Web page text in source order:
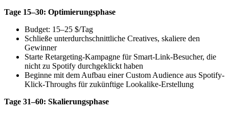
Tage 15–30: Optimierungsphase
Budget: 15–25 $/Tag
Schließe unterdurchschnittliche Creatives, skaliere den
Gewinner
Starte Retargeting-Kampagne für Smart-Link-Besucher, die
nicht zu Spotify durchgeklickt haben
Beginne mit dem Aufbau einer Custom Audience aus Spotify-
Klick-Throughs für zukünftige Lookalike-Erstellung
Tage 31–60: Skalierungsphase